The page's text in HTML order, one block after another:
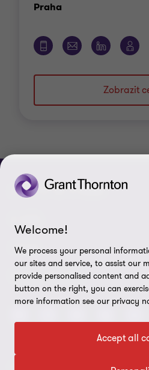
Praha
Zobrazit
SPOJTE SE S NÁMI
Naši experti
Naše kanceláře
Volné pozice
Grant Thornton v Česku
Grant Thornton ve světě
Firemní Novinky
ESG report 2025
LEGAL
Právní pokyny
Ochrana osobních údajů
Imprint
SLEDUJTE NÁS
Welcome!
We process your personal
our sites and service, to assist our
provide personalised content and
button on the right, you can
more information see our privacy
Accept all